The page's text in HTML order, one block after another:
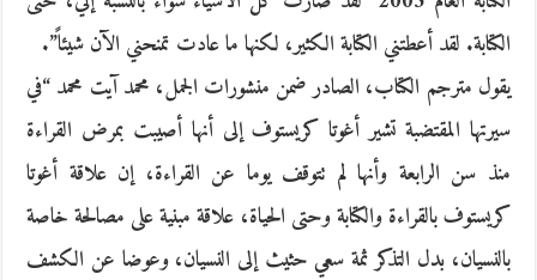
الكتابة. لقد أعطتني الكتابة الكثير، لكنها ما عادت تمنحني الآن شيئاً”.
يقول مترجم الكتاب، الصادر ضمن منشورات الجمل، محمد آيت محمد “في
سيرتها المقتضبة تشير أغوتا كريستوف إلى أنها أصيبت بمرض القراءة
منذ سن الرابعة وأنها لم تتوقف يوما عن القراءة، إن علاقة أغوتا
كريستوف بالقراءة والكتابة وحتى الحياة، علاقة مبنية على مصالحة خاصة
بالنسيان، بدل التذكر ثمة سعي حثيث إلى النسيان، وعوضا عن الكشف